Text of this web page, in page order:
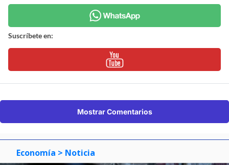
Suscríbete en:
Mostrar Comentarios
Economía > Noticia